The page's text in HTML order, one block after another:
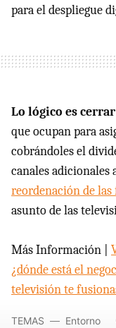
para el despliegue
Lo lógico es
que ocupan para
cobrándoles el
canales adicionales
reordenación de
asunto de las
Más Información |
¿dónde está el
televisión te
TEMAS Entorno